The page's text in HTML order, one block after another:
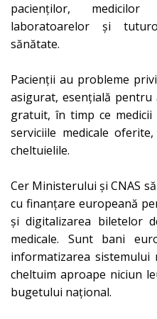
pacienților,
laboratoarelor și
sănătate.
Pacienții au probleme
asigurat, esențială pentru
gratuit, în timp ce
serviciile medicale
cheltuielile.
Cer Ministerului și CNAS
cu finanțare europeană
și digitalizarea biletelor
medicale. Sunt bani
informatizarea
cheltuim aproape niciun
bugetului național.